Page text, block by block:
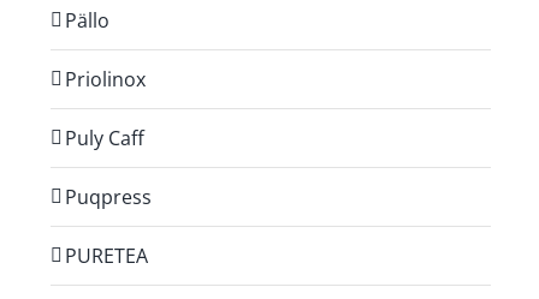
Pällo
Priolinox
Puly Caff
Puqpress
PURETEA